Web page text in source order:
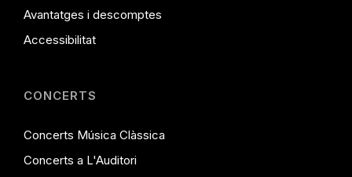
Avantatges i descomptes
Accessibilitat
CONCERTS
Concerts Música Clàssica
Concerts a L'Auditori